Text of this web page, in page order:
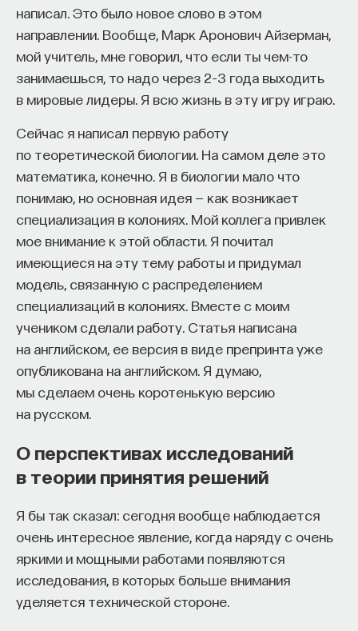
написал. Это было новое слово в этом
направлении. Вообще, Марк Аронович Айзерман,
мой учитель, мне говорил, что если ты чем-то
занимаешься, то надо через 2–3 года выходить
в мировые лидеры. Я всю жизнь в эту игру играю.
Сейчас я написал первую работу
по теоретической биологии. На самом деле это
математика, конечно. Я в биологии мало что
понимаю, но основная идея — как возникает
специализация в колониях. Мой коллега привлек
мое внимание к этой области. Я почитал
имеющиеся на эту тему работы и придумал
модель, связанную с распределением
специализаций в колониях. Вместе с моим
учеником сделали работу. Статья написана
на английском, ее версия в виде препринта уже
опубликована на английском. Я думаю,
мы сделаем очень коротенькую версию
на русском.
О перспективах исследований
в теории принятия решений
Я бы так сказал: сегодня вообще наблюдается
очень интересное явление, когда наряду с очень
яркими и мощными работами появляются
исследования, в которых больше внимания
уделяется технической стороне.